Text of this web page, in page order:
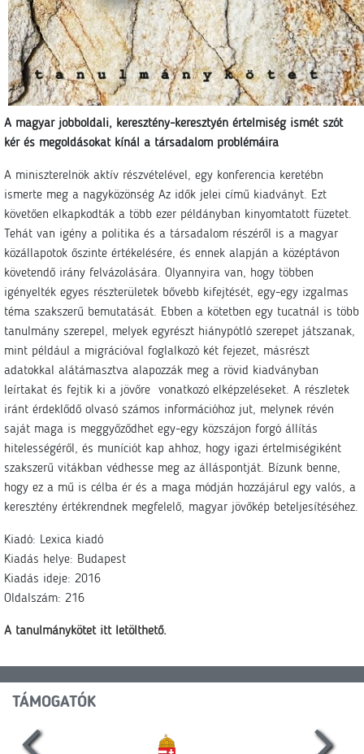
A magyar jobboldali, keresztény-keresztyén értelmiség ismét szót
kér és megoldásokat kínál a társadalom problémáira
A miniszterelnök aktív részvételével, egy konferencia keretébn
ismerte meg a nagyközönség Az idők jelei című kiadványt. Ezt
követően elkapkodták a több ezer példányban kinyomtatott füzetet.
Tehát van igény a politika és a társadalom részéről is a magyar
közállapotok őszinte értékelésére, és ennek alapján a középtávon
követendő irány felvázolására. Olyannyira van, hogy többen
igényelték egyes részterületek bővebb kifejtését, egy-egy izgalmas
téma szakszerű bemutatását. Ebben a kötetben egy tucatnál is több
tanulmány szerepel, melyek egyrészt hiánypótló szerepet játszanak,
mint például a migrációval foglalkozó két fejezet, másrészt
adatokkal alátámasztva alapozzák meg a rövid kiadványban
leírtakat és fejtik ki a jövőre vonatkozó elképzeléseket. A részletek
iránt érdeklődő olvasó számos információhoz jut, melynek révén
saját maga is meggyőződhet egy-egy közszájon forgó állítás
hitelességéről, és muníciót kap ahhoz, hogy igazi értelmiségiként
szakszerű vitákban védhesse meg az álláspontját. Bízunk benne,
hogy ez a mű is célba ér és a maga módján hozzájárul egy valós, a
keresztény értékrendnek megfelelő, magyar jövőkép beteljesítéséhez.
Kiadó: Lexica kiadó
Kiadás helye: Budapest
Kiadás ideje: 2016
Oldalszám: 216
A tanulmánykötet itt letölthető.
TÁMOGATÓK